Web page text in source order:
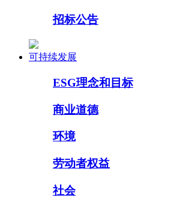
招标公告
可持续发展
ESG理念和目标
商业道德
环境
劳动者权益
社会